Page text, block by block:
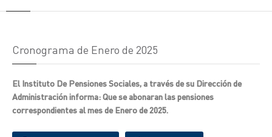
Cronograma de Enero de 2025
El Instituto De Pensiones Sociales, a través de su Dirección de
Administración informa: Que se abonaran las pensiones
correspondientes al mes de Enero de 2025.